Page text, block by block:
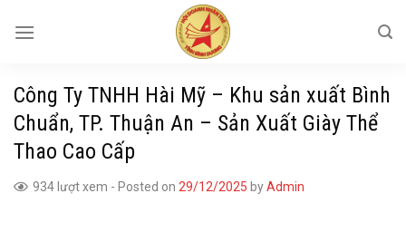
Công Ty TNHH Hài Mỹ – Khu sản xuất Bình
Chuẩn, TP. Thuận An – Sản Xuất Giày Thể
Thao Cao Cấp
934 lượt xem - Posted on 29/12/2025 byAdmin